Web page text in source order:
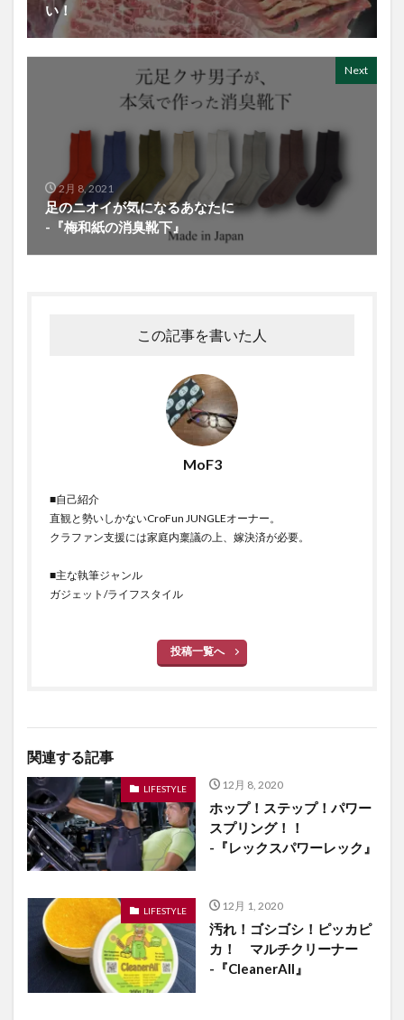
い！
Next
2月 8, 2021
足のニオイが気になるあなたに
-『梅和紙の消臭靴下』
この記事を書いた人
MoF3
■自己紹介
直観と勢いしかないCroFun JUNGLEオーナー。
クラファン支援には家庭内稟議の上、嫁決済が必要。
■主な執筆ジャンル
ガジェット/ライフスタイル
投稿一覧へ
関連する記事
LIFESTYLE 12月 8, 2020
ホップ！ステップ！パワー
スプリング！！
-『レックスパワーレック』
LIFESTYLE 12月 1, 2020
汚れ！ゴシゴシ！ピッカピ
カ！ マルチクリーナー
-『CleanerAll』